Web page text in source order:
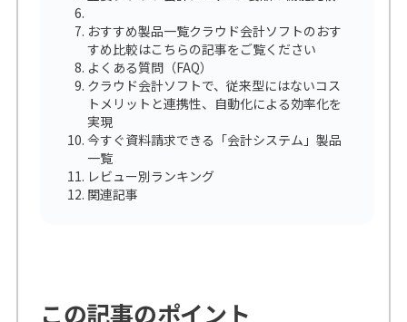
おすすめ製品一覧クラウド会計ソフトのおす
すめ比較はこちらの記事をご覧ください
よくある質問（FAQ）
クラウド会計ソフトで、従来型にはないコス
トメリットと連携性、自動化による効率化を
実現
今すぐ資料請求できる「会計システム」製品
一覧
レビュー別ランキング
関連記事
この記事のポイント